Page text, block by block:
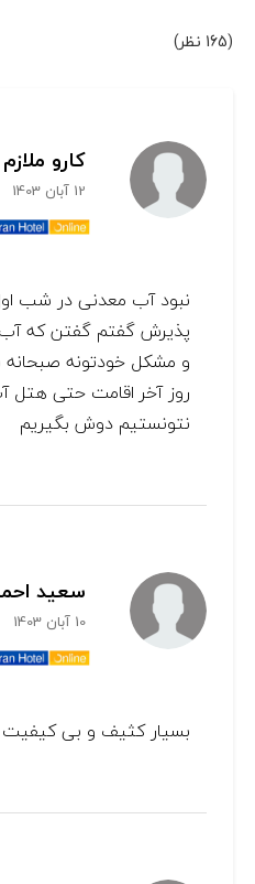
(165 نظر)
کارو
12 آبان 1403
نبود آب معدنی در شب
پذیرش گفتم گفتن که
و مشکل خودتونه
روز آخر اقامت حتی
نتونستیم دوش بگیریم
سعید
10 آبان 1403
بسیار کثیف و بی کیفیت